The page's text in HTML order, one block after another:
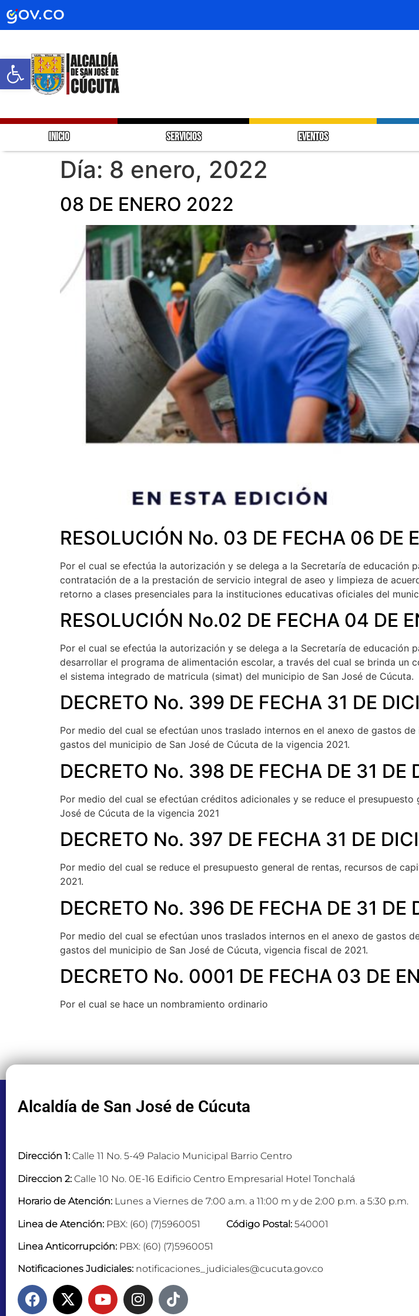
Abrir barra de herramientas
INICIO SERVICIOS EVENTOS
Día: 8 enero, 2022
08 DE ENERO 2022
RESOLUCIÓN No. 03 DE FECHA 06 DE
Por el cual se efectúa la autorización y se delega a la Secretaría de
contratación de a la prestación de servicio integral de aseo y limpieza de
retorno a clases presenciales para la instituciones educativas oficiales del
RESOLUCIÓN No.02 DE FECHA 04 DE
Por el cual se efectúa la autorización y se delega a la Secretaría de
desarrollar el programa de alimentación escolar, a través del cual se brinda un
el sistema integrado de matricula (simat) del municipio de San José de Cúcuta.
DECRETO No. 399 DE FECHA 31 DE
Por medio del cual se efectúan unos traslado internos en el anexo de gastos
gastos del municipio de San José de Cúcuta de la vigencia 2021.
DECRETO No. 398 DE FECHA DE 31 DE
Por medio del cual se efectúan créditos adicionales y se reduce el
José de Cúcuta de la vigencia 2021
DECRETO No. 397 DE FECHA 31 DE
Por medio del cual se reduce el presupuesto general de rentas, recursos de
2021.
DECRETO No. 396 DE FECHA DE 31 DE
Por medio del cual se efectúan unos traslados internos en el anexo de gastos
gastos del municipio de San José de Cúcuta, vigencia fiscal de 2021.
DECRETO No. 0001 DE FECHA 03 DE
Por el cual se hace un nombramiento ordinario
Alcaldía de San José de Cúcuta
Dirección 1: Calle 11 No. 5-49 Palacio Municipal Barrio Centro
Direccion 2: Calle 10 No. 0E-16 Edificio Centro Empresarial Hotel Tonchalá
Horario de Atención: Lunes a Viernes de 7:00 a.m. a 11:00 m y de 2:00 p.m. a 5:30 p.m.
Linea de Atención: PBX: (60) (7)5960051 Código Postal: 540001
Linea Anticorrupción: PBX: (60) (7)5960051
Notificaciones Judiciales: notificaciones_judiciales@cucuta.gov.co